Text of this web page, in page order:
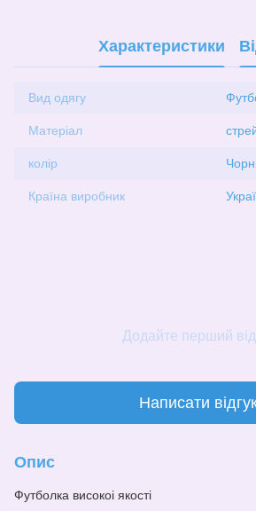
Характеристики
Вид одягу
Матеріал
колір
Країна виробник
Додайте перший
Написати
Опис
Футболка високоі якості